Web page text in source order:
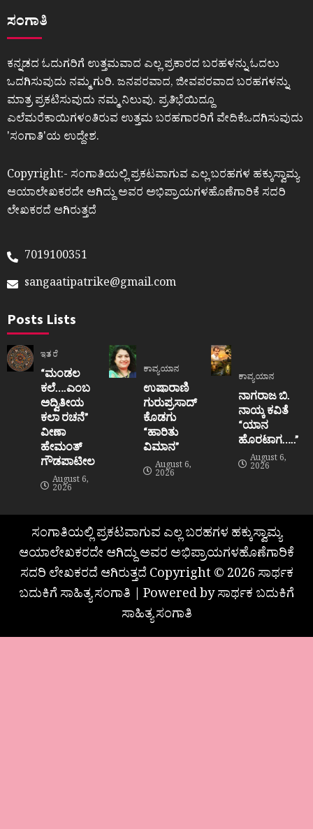
ಸಂಗಾತಿ
ಕನ್ನಡದ ಓದುಗರಿಗೆ ಉತ್ತಮವಾದ ಎಲ್ಲ ಪ್ರಕಾರದ ಬರಹಳನ್ನು ಓದಲು
ಒದಗಿಸುವುದು ನಮ್ಮ ಗುರಿ. ಜನಪರವಾದ, ಜೀವಪರವಾದ ಬರಹಗಳನ್ನು
ಮಾತ್ರ ಪ್ರಕಟಿಸುವುದು ನಮ್ಮ ನಿಲುವು. ಪ್ರತಿಭೆಯಿದ್ದೂ
ಎಲೆಮರೆಕಾಯಿಗಳಂತಿರುವ ಉತ್ತಮ ಬರಹಗಾರರಿಗೆ ವೇದಿಕೆಒದಗಿಸುವುದು
ʼಸಂಗಾತಿʼಯ ಉದ್ದೇಶ.
Copyright:- ಸಂಗಾತಿಯಲ್ಲಿ ಪ್ರಕಟವಾಗುವ ಎಲ್ಲ ಬರಹಗಳ ಹಕ್ಕುಸ್ವಾಮ್ಯ
ಆಯಾಲೇಖಕರದೇ ಆಗಿದ್ದು ಅವರ ಅಭಿಪ್ರಾಯಗಳಹೊಣೆಗಾರಿಕೆ ಸದರಿ
ಲೇಖಕರದೆ ಆಗಿರುತ್ತದೆ
7019100351
sangaatipatrike@gmail.com
Posts Lists
ಇತರೆ
“ಮಂಡಲ
ಕಲೆ….ಎಂಬ
ಅದ್ವಿತೀಯ
ಕಲಾ ರಚನೆ”‌
ವೀಣಾ
ಹೇಮಂತ್‌
ಗೌಡಪಾಟೀಲ
August 6,
2026
ಕಾವ್ಯಯಾನ
ಉಷಾರಾಣಿ
ಗುರುಪ್ರಸಾದ್
ಕೊಡಗು
“ಹಾರಿತು
ವಿಮಾನ”
August 6,
2026
ಕಾವ್ಯಯಾನ
ನಾಗರಾಜ ಬಿ.
ನಾಯ್ಕ ಕವಿತೆ
“ಯಾನ
ಹೊರಟಾಗ…..”
August 6,
2026
ಸಂಗಾತಿಯಲ್ಲಿ ಪ್ರಕಟವಾಗುವ ಎಲ್ಲ ಬರಹಗಳ ಹಕ್ಕುಸ್ವಾಮ್ಯ
ಆಯಾಲೇಖಕರದೇ ಆಗಿದ್ದು ಅವರ ಅಭಿಪ್ರಾಯಗಳಹೊಣೆಗಾರಿಕೆ
ಸದರಿ ಲೇಖಕರದೆ ಆಗಿರುತ್ತದೆ Copyright © 2026 ಸಾರ್ಥಕ
ಬದುಕಿಗೆ ಸಾಹಿತ್ಯ ಸಂಗಾತಿ | Powered by ಸಾರ್ಥಕ ಬದುಕಿಗೆ
ಸಾಹಿತ್ಯ ಸಂಗಾತಿ